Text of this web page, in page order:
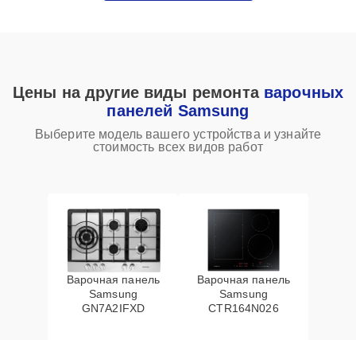
Цены на другие виды ремонта варочных
панелей Samsung
Выберите модель вашего устройства и узнайте
стоимость всех видов работ
Варочная панель
Samsung
GN7A2IFXD
Варочная панель
Samsung
CTR164N026